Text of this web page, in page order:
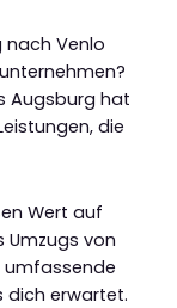
nach Venlo
Augsburg hat
die
Wert auf
Umzugs von
umfassende
dich erwartet.